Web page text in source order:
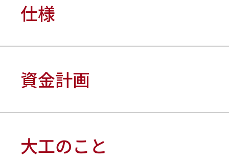
仕様
資金計画
大工のこと